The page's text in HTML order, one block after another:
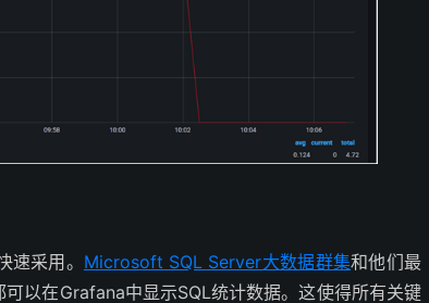
采用。 Microsoft SQL Server大数据群集和他们最
可以在Grafana中显示SQL统计数据。这使得所有关键